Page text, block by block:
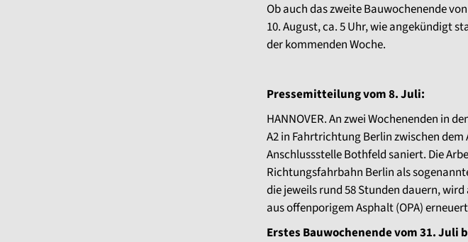
Ob auch das zweite Bauwochenende
10. August, ca. 5 Uhr, wie angekündigt
der kommenden Woche.
Pressemitteilung vom 8. Juli:
HANNOVER. An zwei Wochenenden in
A2 in Fahrtrichtung Berlin zwischen
Anschlussstelle Bothfeld saniert. Die
Richtungsfahrbahn Berlin als
die jeweils rund 58 Stunden dauern,
aus offenporigem Asphalt (OPA)
Erstes Bauwochenende vom 31. Juli